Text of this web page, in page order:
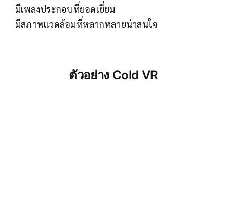
มีเพลงประกอบที่ยอดเยี่ยม
มีสภาพแวดล้อมที่หลากหลายน่าสนใจ
ตัวอย่าง Cold VR